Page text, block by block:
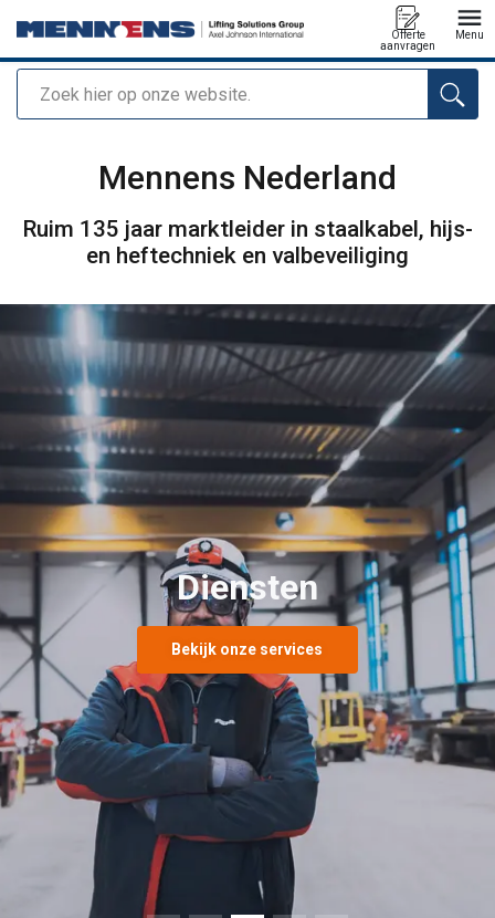
Zoeken
Offerte
aanvragen
Menu
toegevoegd aan uw offerte
Mennens Nederland
Ruim 135 jaar marktleider in staalkabel, hijs-
en heftechniek en valbeveiliging
Training op hoogte en
in diepte
Onze trainingen